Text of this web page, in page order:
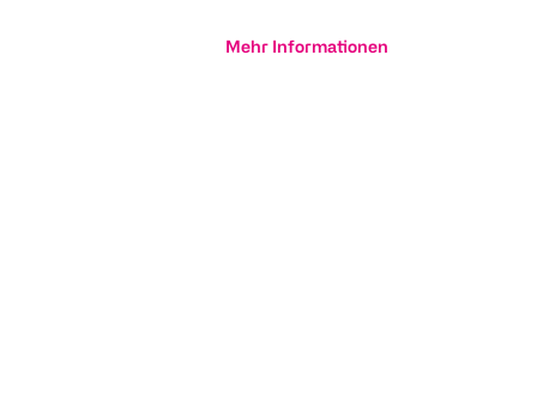
Mehr Informationen